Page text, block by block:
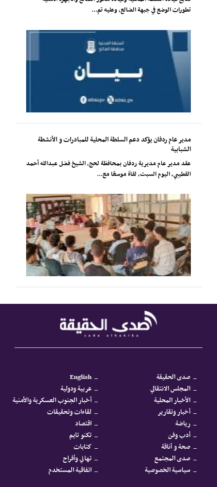
تطورات الوضع في جبهة الضالع، وعليه تم...
مدير عام ردفان يؤكد دعم السلطة المحلية للمبادرات و الأنشطة
الشبابية
عقد مدير عام مديرية ردفان بمحافظة لحج، الشيخ فضل عبدالله أحمد
القطيبي، اليوم السبت، لقاءً موسعًا مع...
صدى الحقيقة
English
المجلس الانتقالي
عربية ودولية
الأخبار المحلية
أخبار الجنوب العسكرية والأمنية
أخبار وتقارير
لقاءات وتحقيقات
رياضة
اقتصاد
أدب وفن
تكنو تايم
صحة و أناقة
كتابات
صدى المجتمع
تهاني وأفراح
سياسية الخصوصية
اتفاقية المستخدم